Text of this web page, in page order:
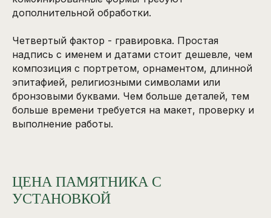
дополнительной обработки.
Четвертый фактор - гравировка. Простая
надпись с именем и датами стоит дешевле, чем
композиция с портретом, орнаментом, длинной
эпитафией, религиозными символами или
бронзовыми буквами. Чем больше деталей, тем
больше времени требуется на макет, проверку и
выполнение работы.
ЦЕНА ПАМЯТНИКА С
УСТАНОВКОЙ